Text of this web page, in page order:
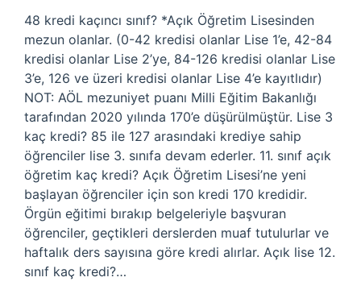
48 kredi kaçıncı sınıf? *Açık Öğretim Lisesinden
mezun olanlar. (0-42 kredisi olanlar Lise 1’e, 42-84
kredisi olanlar Lise 2’ye, 84-126 kredisi olanlar Lise
3’e, 126 ve üzeri kredisi olanlar Lise 4’e kayıtlıdır)
NOT: AÖL mezuniyet puanı Milli Eğitim Bakanlığı
tarafından 2020 yılında 170’e düşürülmüştür. Lise 3
kaç kredi? 85 ile 127 arasındaki krediye sahip
öğrenciler lise 3. sınıfa devam ederler. 11. sınıf açık
öğretim kaç kredi? Açık Öğretim Lisesi’ne yeni
başlayan öğrenciler için son kredi 170 kredidir.
Örgün eğitimi bırakıp belgeleriyle başvuran
öğrenciler, geçtikleri derslerden muaf tutulurlar ve
haftalık ders sayısına göre kredi alırlar. Açık lise 12.
sınıf kaç kredi?…